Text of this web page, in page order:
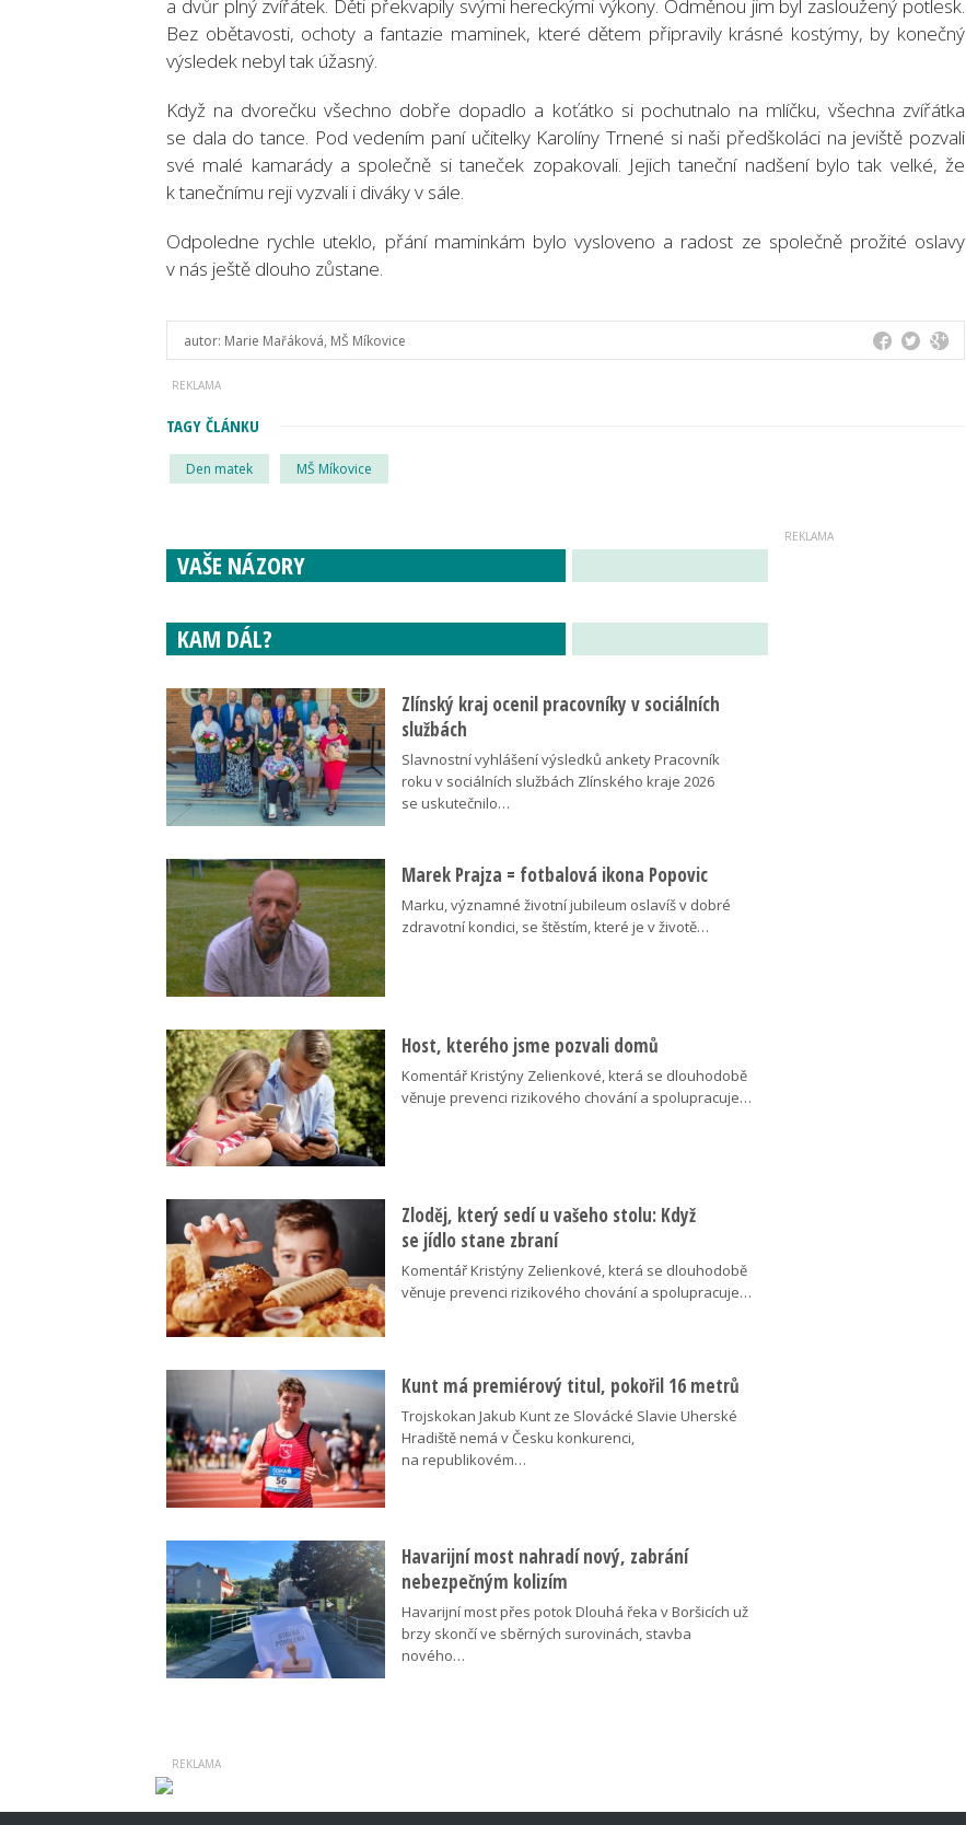
a dvůr plný zvířátek. Děti překvapily svými hereckými výkony. Odměnou jim byl zasloužený potlesk.
Bez obětavosti, ochoty a fantazie maminek, které dětem připravily krásné kostýmy, by konečný
výsledek nebyl tak úžasný.
Když na dvorečku všechno dobře dopadlo a koťátko si pochutnalo na mlíčku, všechna zvířátka
se dala do tance. Pod vedením paní učitelky Karolíny Trnené si naši předškoláci na jeviště pozvali
své malé kamarády a společně si taneček zopakovali. Jejich taneční nadšení bylo tak velké, že
k tanečnímu reji vyzvali i diváky v sále.
Odpoledne rychle uteklo, přání maminkám bylo vysloveno a radost ze společně prožité oslavy
v nás ještě dlouho zůstane.
autor: Marie Mařáková, MŠ Míkovice
TAGY ČLÁNKU
Den matek MŠ Míkovice
VAŠE NÁZORY
KAM DÁL?
Zlínský kraj ocenil pracovníky v sociálních
službách
Slavnostní vyhlášení výsledků ankety Pracovník
roku v sociálních službách Zlínského kraje 2026
se uskutečnilo…
Marek Prajza = fotbalová ikona Popovic
Marku, významné životní jubileum oslavíš v dobré
zdravotní kondici, se štěstím, které je v životě…
Host, kterého jsme pozvali domů
Komentář Kristýny Zelienkové, která se dlouhodobě
věnuje prevenci rizikového chování a spolupracuje…
Zloděj, který sedí u vašeho stolu: Když
se jídlo stane zbraní
Komentář Kristýny Zelienkové, která se dlouhodobě
věnuje prevenci rizikového chování a spolupracuje…
Kunt má premiérový titul, pokořil 16 metrů
Trojskokan Jakub Kunt ze Slovácké Slavie Uherské
Hradiště nemá v Česku konkurenci,
na republikovém…
Havarijní most nahradí nový, zabrání
nebezpečným kolizím
Havarijní most přes potok Dlouhá řeka v Boršicích už
brzy skončí ve sběrných surovinách, stavba
nového…